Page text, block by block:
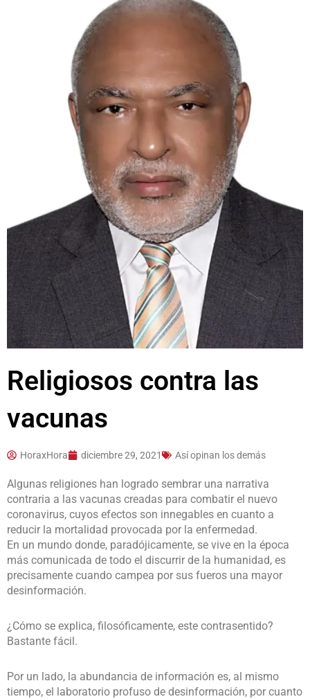
Religiosos contra las
vacunas
HoraxHora diciembre 29, 2021 Así opinan los demás
Algunas religiones han logrado sembrar una narrativa
contraria a las vacunas creadas para combatir el nuevo
coronavirus, cuyos efectos son innegables en cuanto a
reducir la mortalidad provocada por la enfermedad.
En un mundo donde, paradójicamente, se vive en la época
más comunicada de todo el discurrir de la humanidad, es
precisamente cuando campea por sus fueros una mayor
desinformación.
¿Cómo se explica, filosóficamente, este contrasentido?
Bastante fácil.
Por un lado, la abundancia de información es, al mismo
tiempo, el laboratorio profuso de desinformación, por cuanto